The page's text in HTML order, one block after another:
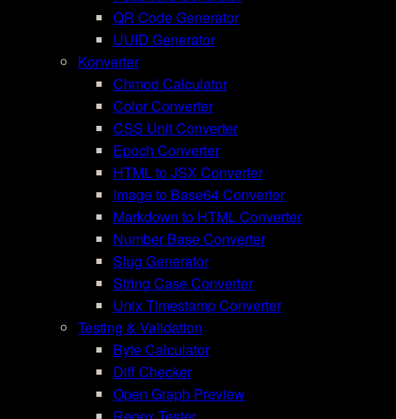
QR Code Generator
UUID Generator
Konverter
Chmod Calculator
Color Converter
CSS Unit Converter
Epoch Converter
HTML to JSX Converter
Image to Base64 Converter
Markdown to HTML Converter
Number Base Converter
Slug Generator
String Case Converter
Unix Timestamp Converter
Testing & Validation
Byte Calculator
Diff Checker
Open Graph Preview